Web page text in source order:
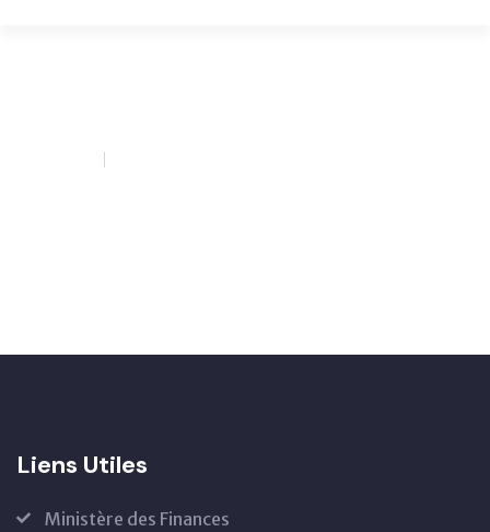
Liens Utiles
Ministère des Finances